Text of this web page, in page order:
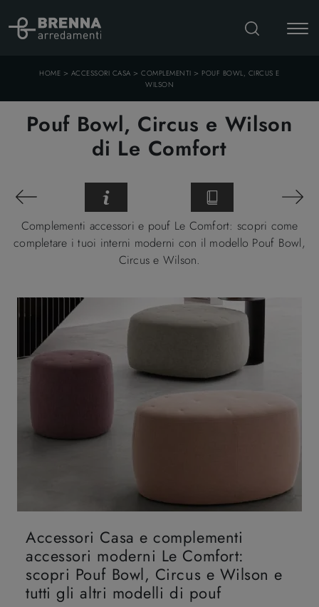
HOME > ACCESSORI CASA >COMPLEMENTI > POUF BOWL, CIRCUS E
WILSON
Pouf Bowl, Circus e Wilson
di Le Comfort
Complementi accessori e pouf Le Comfort: scopri come
completare i tuoi interni moderni con il modello Pouf Bowl,
Circus e Wilson.
Accessori Casa e complementi
accessori moderni Le Comfort:
scopri Pouf Bowl, Circus e Wilson e
tutti gli altri modelli di pouf